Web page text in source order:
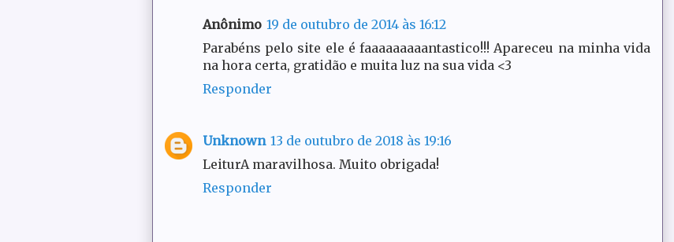
Anônimo 19 de outubro de 2014 às 16:12
Parabéns pelo site ele é faaaaaaaaantastico!!! Apareceu na minha vida
na hora certa, gratidão e muita luz na sua vida <3
Responder
Unknown 13 de outubro de 2018 às 19:16
LeiturA maravilhosa. Muito obrigada!
Responder